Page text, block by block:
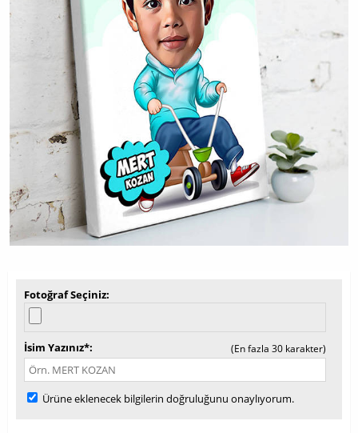
Fotoğraf Seçiniz
İsim Yazınız* (En fazla 30 karakter)
Ürüne eklenecek bilgilerin doğruluğunu onaylıyorum.